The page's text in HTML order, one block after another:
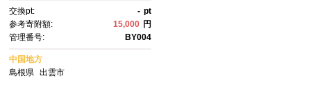
交換pt: - pt
参考寄附額:
15,000 円
管理番号:
BY004
中国地方
島根県
出雲市